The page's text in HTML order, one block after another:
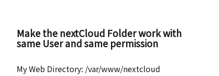
Make the nextCloud Folder work with
same User and same permission
My Web Directory: /var/www/nextcloud